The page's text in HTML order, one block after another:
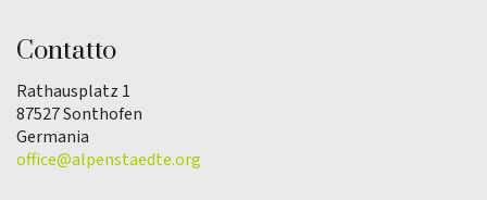
Contatto
Rathausplatz 1
87527 Sonthofen
Germania
office@alpenstaedte.org